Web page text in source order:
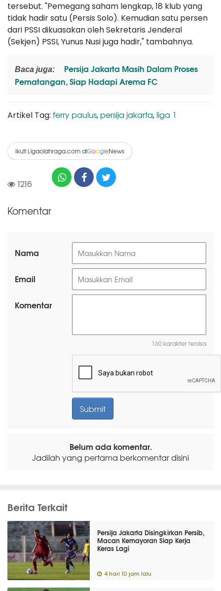
tersebut. "Pemegang saham lengkap, 18 klub yang
tidak hadir satu (Persis Solo). Kemudian satu persen
dari PSSI dikuasakan oleh Sekretaris Jenderal
(Sekjen) PSSI, Yunus Nusi juga hadir," tambahnya.
Baca juga:
Persija Jakarta Masih Dalam Proses
Pematangan, Siap Hadapi Arema FC
Artikel Tag: ferry paulus, persija jakarta, liga 1
Ikuti Ligaolahraga.com diGoogleNews
1216
Komentar
Nama
Email
Komentar
160 karakter tersisa
Belum ada komentar.
Jadilah yang pertama berkomentar disini
Berita Terkait
Persija Jakarta Disingkirkan Persib,
Macan Kemayoran Siap Kerja
Keras Lagi
4 hari 10 jam lalu